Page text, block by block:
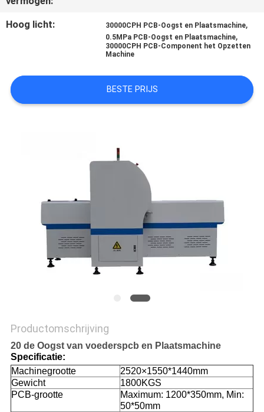
VERZOEK
EEN
CITAAT
Hoog licht: 30000CPH PCB-Oogst en Plaatsmachine,
0.5MPa PCB-Oogst en Plaatsmachine,
30000CPH PCB-Component het Opzetten
Machine
BESTE PRIJS
Productomschrijving
20 de Oogst van voederspcb en Plaatsmachine
Specificatie:
Machinegrootte
2520×1550*1440mm
Gewicht
1800KGS
PCB-grootte
Maximum: 1200*350mm, Min:
50*50mm